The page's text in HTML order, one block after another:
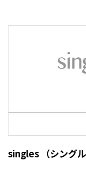
singles （シング